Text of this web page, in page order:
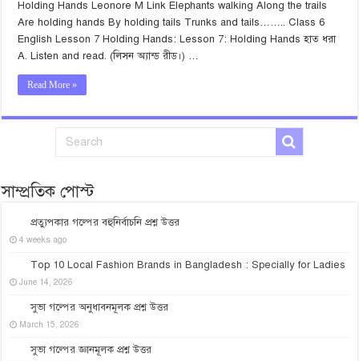
Holding Hands Leonore M Link Elephants walking Along the trails
Are holding hands By holding tails Trunks and tails…….. Class 6
English Lesson 7 Holding Hands: Lesson 7: Holding Hands হাত ধরা
A. Listen and read. (লিসন অ্যান্ড রীড।) …
Read More »
সাম্প্রতিক পোস্ট
প্রত্যুপকার গল্পের বহুনির্বাচনি প্রশ্ন উত্তর
4 weeks ago
Top 10 Local Fashion Brands in Bangladesh : Specially for Ladies
June 14, 2026
সুভা গল্পের অনুধাবনমূলক প্রশ্ন উত্তর
March 15, 2026
সুভা গল্পের জ্ঞানমূলক প্রশ্ন উত্তর